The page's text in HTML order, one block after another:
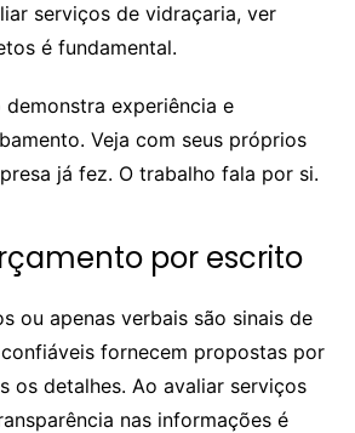
serviços de vidraçaria, ver
é fundamental.
experiência e
Veja com seus próprios
já fez. O trabalho fala por si.
por escrito
ou apenas verbais são sinais de
fornecem propostas por
os detalhes. Ao avaliar serviços
nas informações é